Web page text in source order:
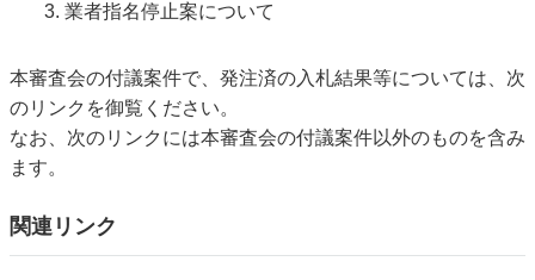
業者指名停止案について
本審査会の付議案件で、発注済の入札結果等については、次
のリンクを御覧ください。
なお、次のリンクには本審査会の付議案件以外のものを含み
ます。
関連リンク